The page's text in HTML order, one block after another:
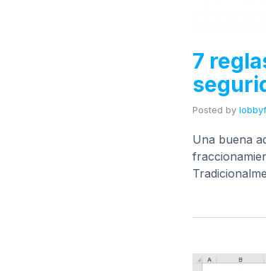
7
Posted by
Una buena